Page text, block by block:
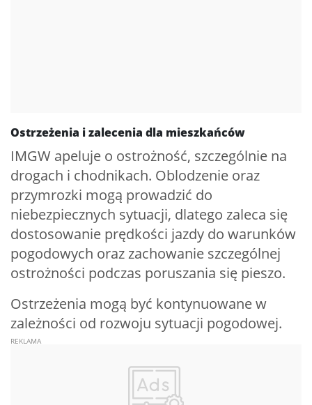
Ostrzeżenia i zalecenia dla mieszkańców
IMGW apeluje o ostrożność, szczególnie na
drogach i chodnikach. Oblodzenie oraz
przymrozki mogą prowadzić do
niebezpiecznych sytuacji, dlatego zaleca się
dostosowanie prędkości jazdy do warunków
pogodowych oraz zachowanie szczególnej
ostrożności podczas poruszania się pieszo.
Ostrzeżenia mogą być kontynuowane w
zależności od rozwoju sytuacji pogodowej.